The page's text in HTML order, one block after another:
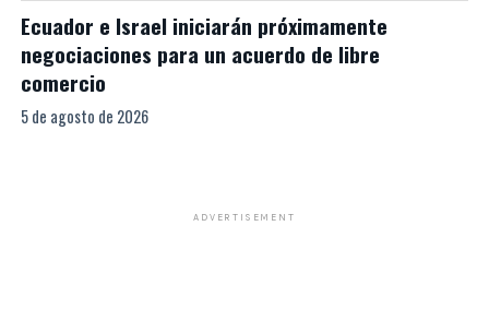
Ecuador e Israel iniciarán próximamente
negociaciones para un acuerdo de libre
comercio
5 de agosto de 2026
ADVERTISEMENT